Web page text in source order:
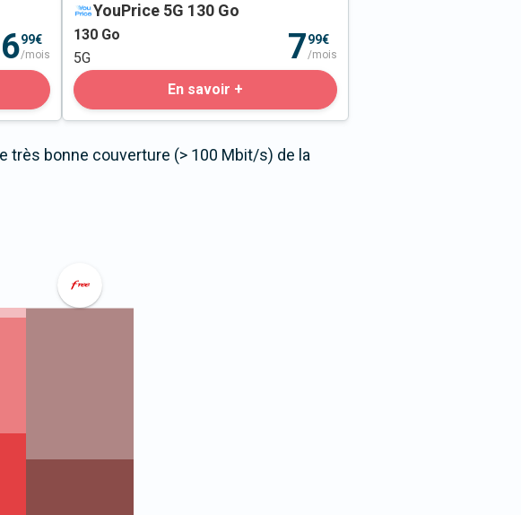
699€
/mois
YouPrice 5G 130 Go
130 Go
5G
799€
/mois
En savoir +
très bonne couverture (> 100 Mbit/s) de la